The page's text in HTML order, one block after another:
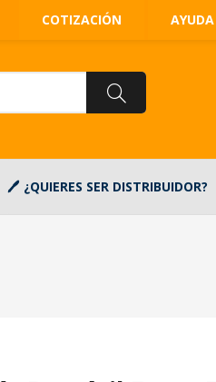
COTIZACIÓN AYUDA
¿QUIERES SER DISTRIBUIDOR?